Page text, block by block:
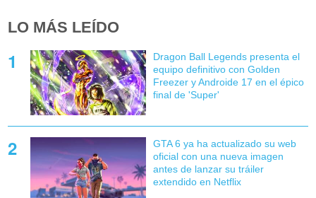
LO MÁS LEÍDO
Dragon Ball Legends presenta el
equipo definitivo con Golden
Freezer y Androide 17 en el épico
final de 'Super'
GTA 6 ya ha actualizado su web
oficial con una nueva imagen
antes de lanzar su tráiler
extendido en Netflix